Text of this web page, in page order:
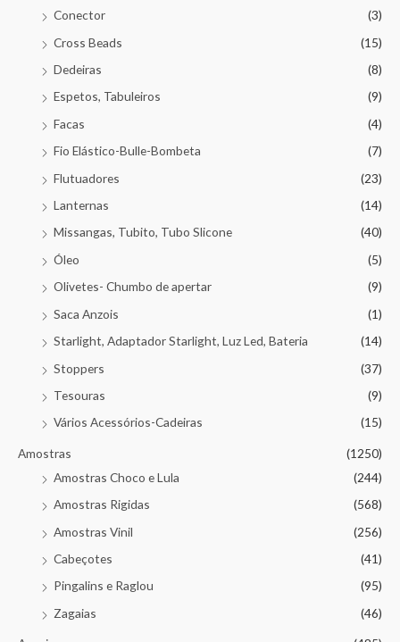
Conector
(3)
Cross Beads
(15)
Dedeiras
(8)
Espetos, Tabuleiros
(9)
Facas
(4)
Fio Elástico-Bulle-Bombeta
(7)
Flutuadores
(23)
Lanternas
(14)
Missangas, Tubito, Tubo Slicone
(40)
Óleo
(5)
Olivetes- Chumbo de apertar
(9)
Saca Anzois
(1)
Starlight, Adaptador Starlight, Luz Led, Bateria
(14)
Stoppers
(37)
Tesouras
(9)
Vários Acessórios-Cadeiras
(15)
Amostras
(1250)
Amostras Choco e Lula
(244)
Amostras Rigidas
(568)
Amostras Vinil
(256)
Cabeçotes
(41)
Pingalins e Raglou
(95)
Zagaias
(46)